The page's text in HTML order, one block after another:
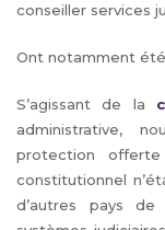
conseiller services
Ont notamment
S’agissant de la
administrative,
protection
constitutionnel
d’autres pays de